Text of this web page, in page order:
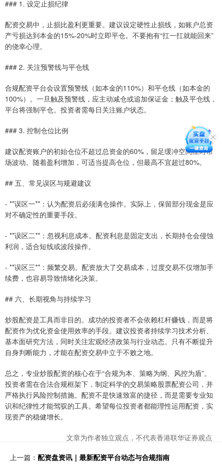
### 1. 设定止损纪律
配资交易中，止损比盈利更重要。建议设定硬性止损线，如账户总资
产亏损达到本金的15%-20%时立即平仓。不要抱有“扛一扛就能回来”
的侥幸心理。
### 2. 关注预警线与平仓线
合规配资平台会设置预警线（如本金的110%）和平仓线（如本金的
100%）。一旦触及预警线，应主动减仓或追加保证金；触及平仓线，
平台将强制平仓。投资者需每日关注账户状态。
### 3. 控制仓位比例
建议配资账户的初始仓位不超过总资金的60%，留足缓冲空间应对市
场波动。随着盈利增加，可适当提高仓位，但最高不宜超过80%。
## 五、常见误区与规避建议
- **误区一**：认为配资后必须满仓操作。实际上，保留部分现金是应
对不确定性的重要手段。
- **误区二**：忽视利息成本。配资利息是固定支出，长期持仓会侵蚀
利润，适合短线或波段操作。
- **误区三**：频繁交易。配资放大了交易成本，过度交易不仅增加手
续费，也容易导致情绪化决策。
## 六、长期视角与持续学习
炒股配资是工具而非目的。成功的投资者不会依赖杠杆赚钱，而是将
配资作为优化资金使用效率的手段。建议投资者持续学习技术分析、
基本面研究方法，同时关注宏观经济政策与行业动态。只有不断提升
自身判断能力，才能在配资交易中立于不败之地。
总之，专业炒股配资的核心在于“合规为本、策略为纲、风控为盾”。
投资者需在合法合规框架下，制定科学的交易策略股票配资公司，并
严格执行风险控制措施。配资不是快速致富的捷径，而是需要专业知
识和纪律性才能驾驭的工具。希望每位投资者都能理性运用配资，实
现资产的稳健增长。
文章为作者独立观点，不代表香港联华证券观点
上一篇： 配资盘资讯｜最新配资平台动态与合规指南